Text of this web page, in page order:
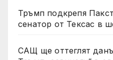
Тръмп подкрепя
сенатор от Тексас в
САЩ ще оттеглят